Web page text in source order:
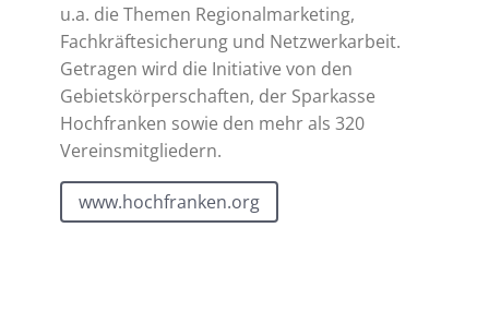
u.a. die Themen Regionalmarketing,
Fachkräftesicherung und Netzwerkarbeit.
Getragen wird die Initiative von den
Gebietskörperschaften, der Sparkasse
Hochfranken sowie den mehr als 320
Vereinsmitgliedern.
www.hochfranken.org